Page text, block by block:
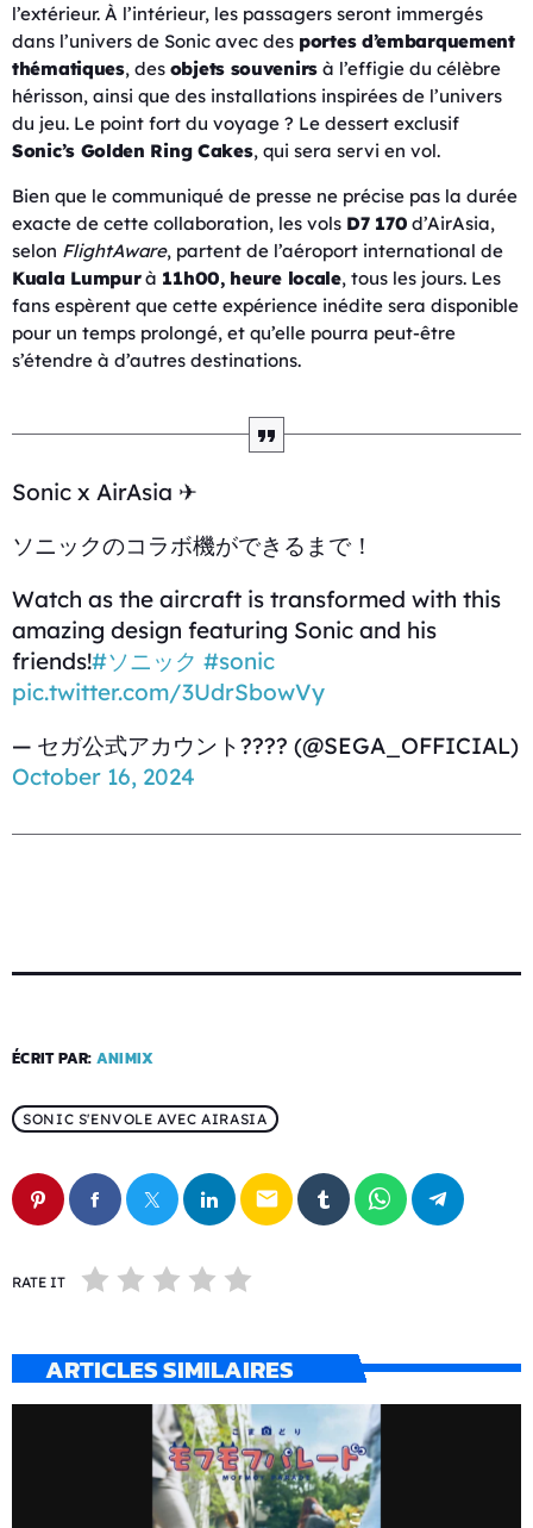
l’extérieur. À l’intérieur, les passagers seront immergés
dans l’univers de Sonic avec des portes d’embarquement
thématiques, des objets souvenirsà l’effigie du célèbre
hérisson, ainsi que des installations inspirées de l’univers
du jeu. Le point fort du voyage ? Le dessert exclusif
Sonic’s Golden Ring Cakes, qui sera servi en vol.
Bien que le communiqué de presse ne précise pas la durée
exacte de cette collaboration, les vols D7 170 d’AirAsia,
selon FlightAware, partent de l’aéroport international de
Kuala Lumpurà 11h00, heure locale, tous les jours. Les
fans espèrent que cette expérience inédite sera disponible
pour un temps prolongé, et qu’elle pourra peut-être
s’étendre à d’autres destinations.
Sonic x AirAsia ✈
ソニックのコラボ機ができるまで！
Watch as the aircraft is transformed with this
amazing design featuring Sonic and his
friends!#ソニック #sonic
pic.twitter.com/3UdrSbowVy
— セガ公式アカウント???? (@SEGA_OFFICIAL)
October 16, 2024
ÉCRIT PAR: ANIMIX
SONIC S'ENVOLE AVEC AIRASIA
email
RATE IT
ARTICLES SIMILAIRES